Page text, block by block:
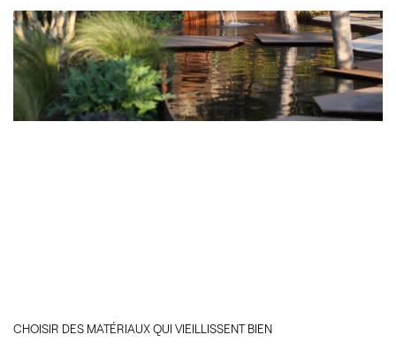
CHOISIR DES MATÉRIAUX QUI VIEILLISSENT BIEN